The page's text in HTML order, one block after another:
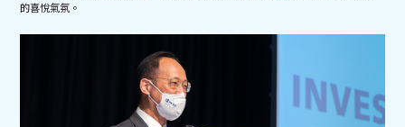
的喜悅氣氛。